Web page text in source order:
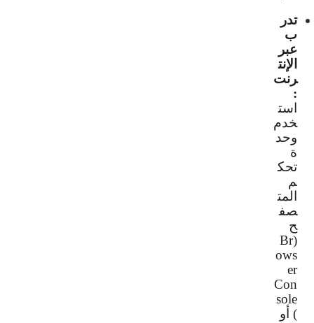
تدر
ب
عبر
الإنت
رنت
است
خدم
وحد
تحك
المت
صف
Br
ows
Con
sole
) أو